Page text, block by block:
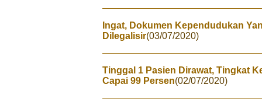
Ingat, Dokumen Kependudukan
Dilegalisir(03/07/2020)
Tinggal 1 Pasien Dirawat, Tingkat
Capai 99 Persen(02/07/2020)